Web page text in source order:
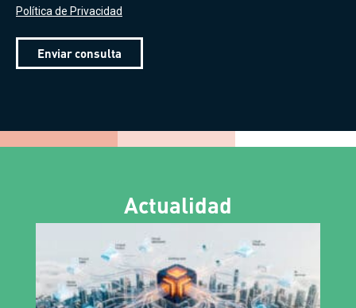
Política de Privacidad
Enviar consulta
Actualidad